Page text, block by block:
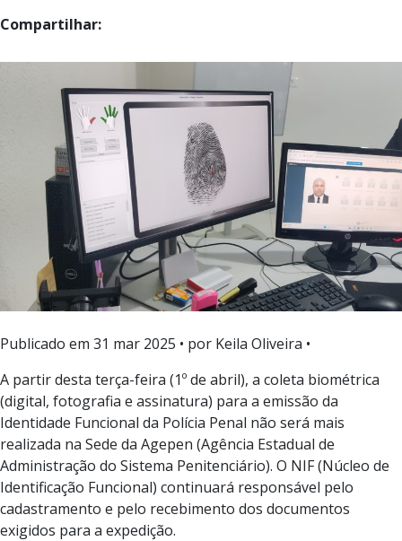
Compartilhar:
Publicado em 31 mar 2025 • por Keila Oliveira •
A partir desta terça-feira (1º de abril), a coleta biométrica
(digital, fotografia e assinatura) para a emissão da
Identidade Funcional da Polícia Penal não será mais
realizada na Sede da Agepen (Agência Estadual de
Administração do Sistema Penitenciário). O NIF (Núcleo de
Identificação Funcional) continuará responsável pelo
cadastramento e pelo recebimento dos documentos
exigidos para a expedição.